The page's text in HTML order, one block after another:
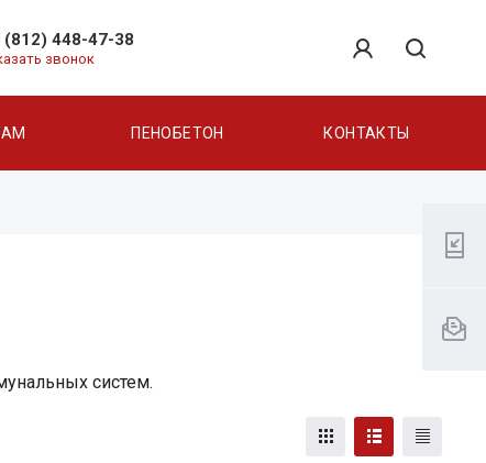
(812) 448-47-38
звонок
ПЕНОБЕТОН КОНТАКТЫ
систем.